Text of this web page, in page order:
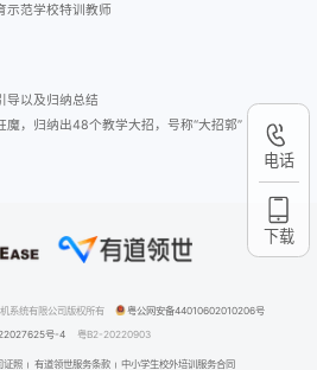
示范学校特训教师
导以及归纳总结
，归纳出48个教学大招，号称“大招郭”
系统有限公司版权所有
粤公网安备44010602010206号
号-4
粤B2-20220903
证照 有道领世服务条款 中小学生校外培训服务合同
电话
下载